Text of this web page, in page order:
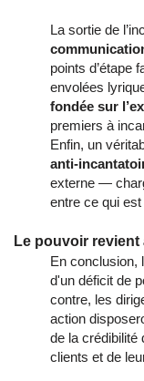
La sortie de
points d’étape
envolées
fondée sur
premiers à
Enfin, un
externe —
entre ce qui
Le pouvoir revient
En conclusion,
d'un déficit de
contre, les
action
de la crédibilité
clients et de